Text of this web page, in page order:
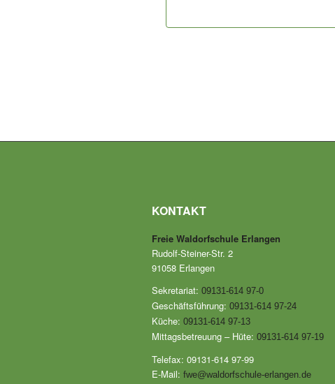
KONTAKT
Freie Waldorfschule Erlangen
Rudolf-Steiner-Str. 2
91058 Erlangen
Sekretariat: 09131-614 97-0
Geschäftsführung: 09131-614 97-24
Küche: 09131-614 97-13
Mittagsbetreuung – Hüte: 09131-614 97-19
Telefax: 09131-614 97-99
E-Mail: fwe@waldorfschule-erlangen.de